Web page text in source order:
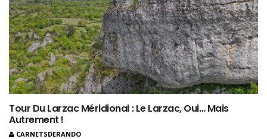
Tour Du Larzac Méridional : Le Larzac, Oui… Mais
Autrement !
CARNETSDERANDO